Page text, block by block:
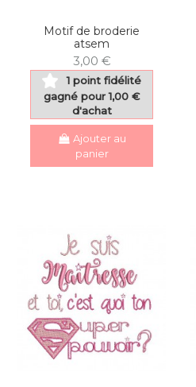
Motif de broderie
atsem
3,00 €
1 point fidélité
gagné pour 1,00 €
d'achat
Ajouter au
panier